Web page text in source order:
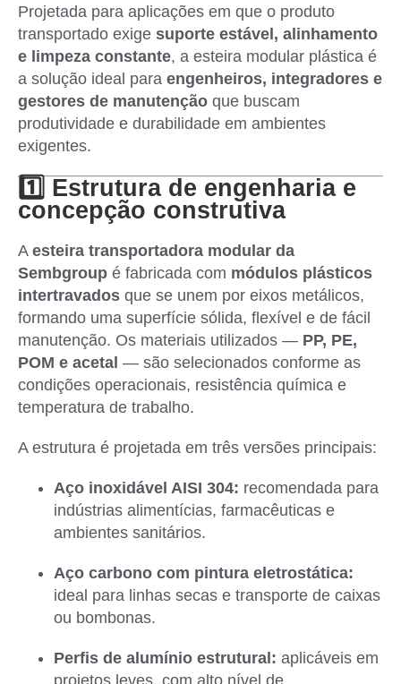
Projetada para aplicações em que o produto
transportado exige suporte estável, alinhamento
e limpeza constante, a esteira modular plástica é
a solução ideal para engenheiros, integradores e
gestores de manutenção que buscam
produtividade e durabilidade em ambientes
exigentes.
1️⃣ Estrutura de engenharia e
concepção construtiva
A esteira transportadora modular da
Sembgroup é fabricada com módulos plásticos
intertravados que se unem por eixos metálicos,
formando uma superfície sólida, flexível e de fácil
manutenção. Os materiais utilizados — PP, PE,
POM e acetal — são selecionados conforme as
condições operacionais, resistência química e
temperatura de trabalho.
A estrutura é projetada em três versões principais:
Aço inoxidável AISI 304: recomendada para
indústrias alimentícias, farmacêuticas e
ambientes sanitários.
Aço carbono com pintura eletrostática:
ideal para linhas secas e transporte de caixas
ou bombonas.
Perfis de alumínio estrutural: aplicáveis em
projetos leves, com alto nível de